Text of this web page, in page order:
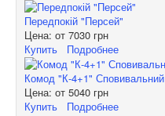
Передпокій "Персей"
Цена: от 7030 грн
Купить
Подробнее
Комод "К-4+1" Сповивальний
Цена: от 5040 грн
Купить
Подробнее